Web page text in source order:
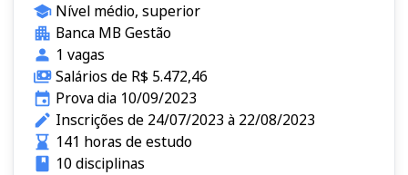
Nível médio, superior
Banca MB Gestão
1 vagas
Salários de R$ 5.472,46
Prova dia 10/09/2023
Inscrições de 24/07/2023 à 22/08/2023
141 horas de estudo
10 disciplinas